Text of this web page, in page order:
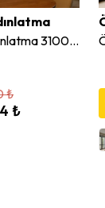
Özcan Aydınlatma 3100-1A.19 Dekoratif Sarkıt Avize
₺
₺